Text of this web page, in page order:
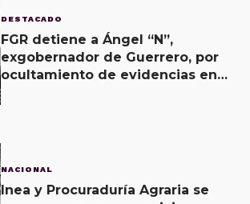
DESTACADO
FGR detiene a Ángel “N”,
exgobernador de Guerrero, por
ocultamiento de evidencias en
NACIONAL
Inea y Procuraduría Agraria se